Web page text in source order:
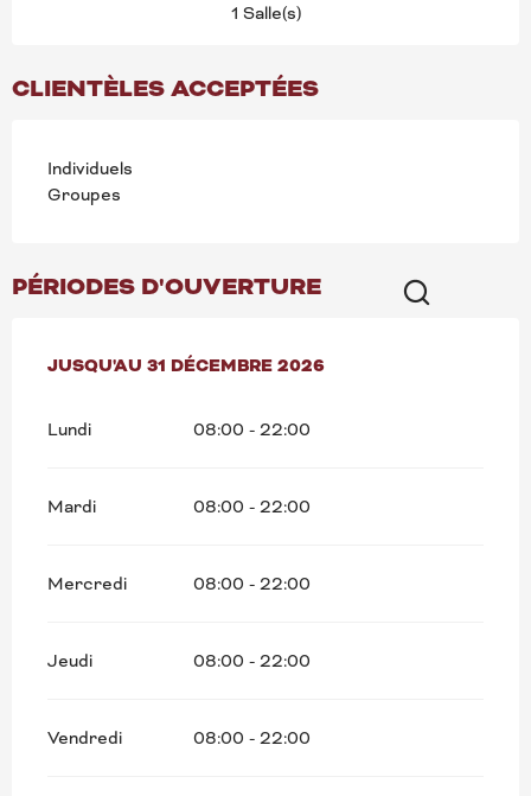
1 Salle(s)
CLIENTÈLES ACCEPTÉES
Individuels
Groupes
PÉRIODES D'OUVERTURE
DU5 JANVIER 2026AU31 DÉCEMBRE 2026
JUSQU'AU 31 DÉCEMBRE 2026
Lundi 08:00 - 22:00
Mardi 08:00 - 22:00
Mercredi 08:00 - 22:00
Jeudi 08:00 - 22:00
Vendredi 08:00 - 22:00